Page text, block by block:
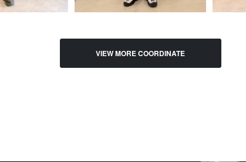
VIEW MORE COORDINATE